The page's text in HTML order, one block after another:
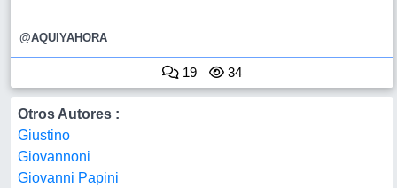
@AQUIYAHORA
19 34
Otros Autores :
Giustino
Giovannoni
Giovanni Papini